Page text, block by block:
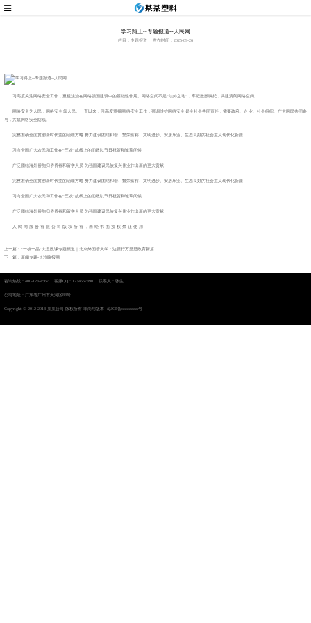
学习路上--专题报道--人民网
栏目：专题报道 发布时间：2025-09-26
习高度关注网络安全工作，重视法治在网络强国建设中的基础性作用。网络空间不是“法外之地”，牢记殷殷嘱托，共建清朗网络空间。
网络安全为人民，网络安全靠人民。一直以来，习高度重视网络安全工作，强调维护网络安全是全社会共同责任，需要政府、企业、社会组织、广大网民共同参
与，共筑网络安全防线。
完整准确全面贯彻新时代党的治疆方略 努力建设团结和谐、繁荣富裕、文明进步、安居乐业、生态良好的社会主义现代化新疆
习向全国广大农民和工作在“三农”战线上的们致以节日祝贺和诚挚问候
广泛团结海外侨胞归侨侨眷和留学人员 为强国建设民族复兴伟业作出新的更大贡献
完整准确全面贯彻新时代党的治疆方略 努力建设团结和谐、繁荣富裕、文明进步、安居乐业、生态良好的社会主义现代化新疆
习向全国广大农民和工作在“三农”战线上的们致以节日祝贺和诚挚问候
广泛团结海外侨胞归侨侨眷和留学人员 为强国建设民族复兴伟业作出新的更大贡献
人 民 网 股 份 有 限 公 司 版 权 所 有 ，未 经 书 面 授 权 禁 止 使 用
上一篇：“一校一品”大思政课专题报道｜北京外国语大学：边疆行万里思政育新篇
下一篇：新闻专题-长沙晚报网
咨询热线：400-123-4567 客服QQ：1234567890 联系人：张生
公司地址：广东省广州市天河区88号
Copyright © 2012-2018 某某公司 版权所有 非商用版本 琼ICP备xxxxxxxx号